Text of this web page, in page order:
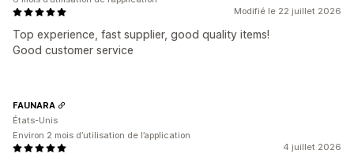
Modifié le 22 juillet 2026
Top experience, fast supplier, good quality items!
Good customer service
4 juillet 2026
FAUNARA
États-Unis
Environ 2 mois d’utilisation de l’application